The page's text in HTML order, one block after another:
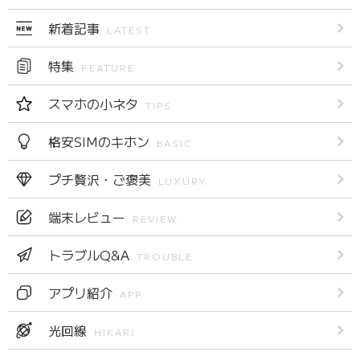
新着記事 LATEST
特集 FEATURE
スマホの小ネタ TIPS
格安SIMのキホン BASIC
プチ贅沢・ご褒美 LUXURY
端末レビュー REVIEW
トラブルQ&A TROUBLE
アプリ紹介 APP
光回線 HIKARI